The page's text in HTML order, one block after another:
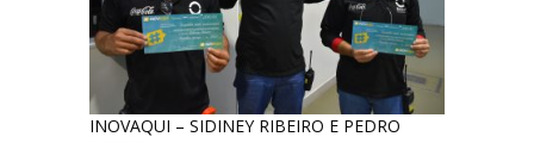
INOVAQUI – SIDINEY RIBEIRO E PEDRO